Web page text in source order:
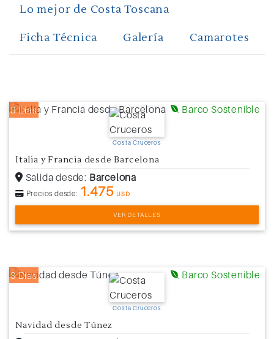
Lo mejor de Costa Toscana
Ficha Técnica
Galería Camarotes
8 Días Barco Sostenible
Costa Cruceros
Italia y Francia desde Barcelona
Salida desde: Barcelona
Precios desde: 1.475 USD
VER DETALLES
8 Días Barco Sostenible
Costa Cruceros
Navidad desde Túnez